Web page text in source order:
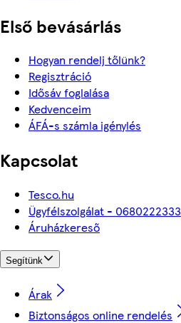
Első bevásárlás
Hogyan rendelj tőlünk?
Regisztráció
Idősáv foglalása
Kedvenceim
ÁFÁ-s számla igénylés
Kapcsolat
Tesco.hu
Ügyfélszolgálat - 0680222333
Áruházkereső
Segítünk
Árak
Biztonságos online rendelés